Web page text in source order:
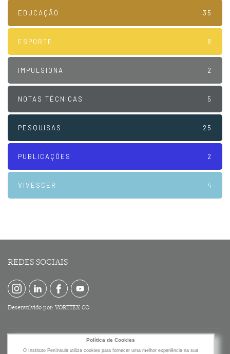
Política de Cookies
O Instituto Península utiliza cookies para fornecer uma melhor experiência na sua
EDUCAÇÃO 35
ESPORTE 8
IMPULSIONA 2
NOTAS TÉCNICAS 5
PESQUISAS 25
PUBLICAÇÕES 2
VIVESCER 4
REDES SOCIAIS
Desenvolvido por: VORTTEX CO